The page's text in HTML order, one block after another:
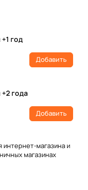
год
Добавить
года
Добавить
интернет-магазина и
магазинах